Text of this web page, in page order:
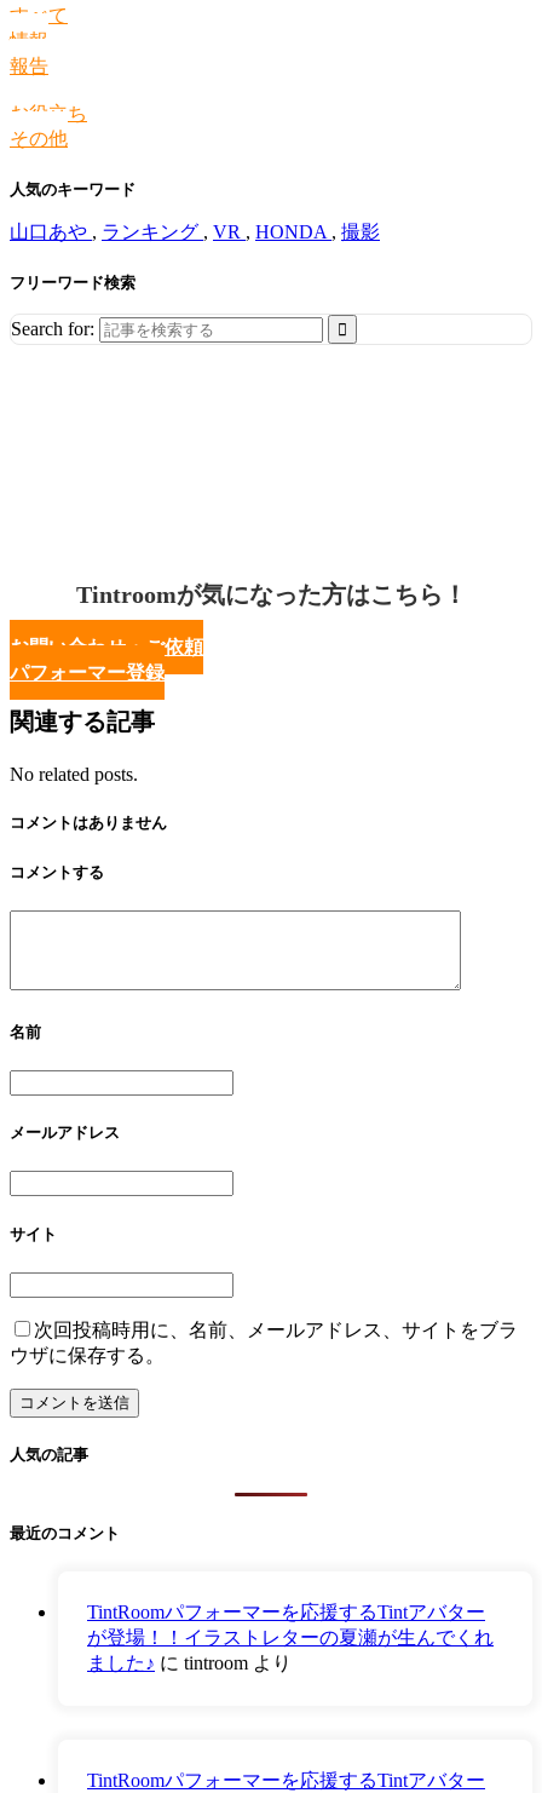
すべて
情報
報告
お役立ち
その他
人気のキーワード
山口あや , ランキング , VR , HONDA , 撮影
フリーワード検索
Search for:
Tintroomが気になった方はこちら！
お問い合わせ・ご依頼
パフォーマー登録
関連する記事
No related posts.
コメントはありません
コメントする
名前
メールアドレス
サイト
次回投稿時用に、名前、メールアドレス、サイトをブラ
ウザに保存する。
人気の記事
最近のコメント
TintRoomパフォーマーを応援するTintアバター
が登場！！イラストレターの夏瀬が生んでくれ
ました♪ に tintroom より
TintRoomパフォーマーを応援するTintアバター